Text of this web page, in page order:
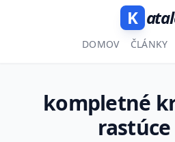
K
DOMOV ČLÁNKY
kompletné